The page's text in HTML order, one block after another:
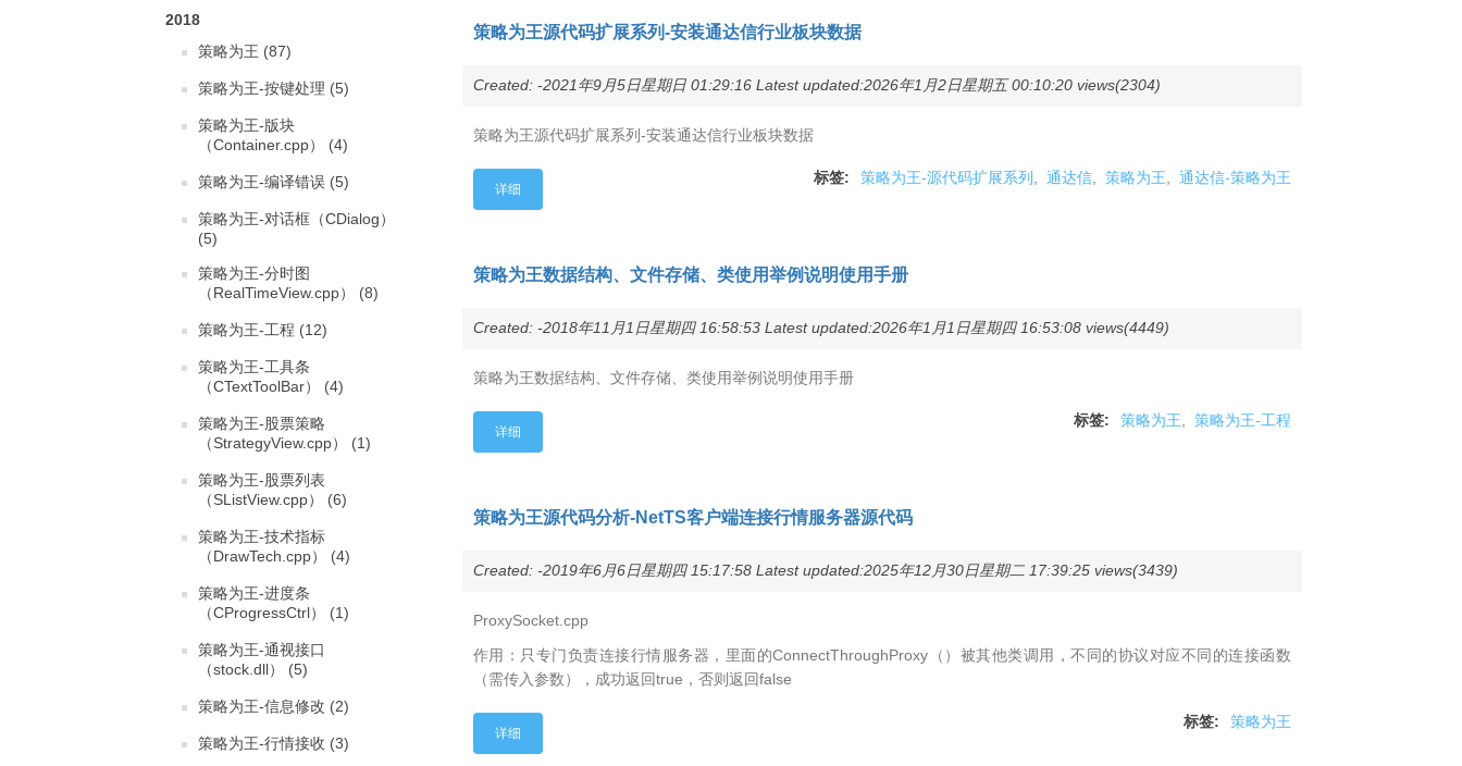
2018
策略为王 (87)
策略为王-按键处理 (5)
策略为王-版块
（Container.cpp） (4)
策略为王-编译错误 (5)
策略为王-对话框（CDialog）
(5)
策略为王-分时图
（RealTimeView.cpp） (8)
策略为王-工程 (12)
策略为王-工具条
（CTextToolBar） (4)
策略为王-股票策略
（StrategyView.cpp） (1)
策略为王-股票列表
（SListView.cpp） (6)
策略为王-技术指标
（DrawTech.cpp） (4)
策略为王-进度条
（CProgressCtrl） (1)
策略为王-通视接口
（stock.dll） (5)
策略为王-信息修改 (2)
策略为王-行情接收 (3)
策略为王源代码扩展系列-安装通达信行业板块数据
Created: -2021年9月5日星期日 01:29:16 Latest updated:2026年1月2日星期五 00:10:20 views(2304)
策略为王源代码扩展系列-安装通达信行业板块数据
标签: 策略为王-源代码扩展系列 通达信 策略为王 通达信-策略为王
详细
策略为王数据结构、文件存储、类使用举例说明使用手册
Created: -2018年11月1日星期四 16:58:53 Latest updated:2026年1月1日星期四 16:53:08 views(4449)
策略为王数据结构、文件存储、类使用举例说明使用手册
标签: 策略为王 策略为王-工程
详细
策略为王源代码分析-NetTS客户端连接行情服务器源代码
Created: -2019年6月6日星期四 15:17:58 Latest updated:2025年12月30日星期二 17:39:25 views(3439)
ProxySocket.cpp
作用：只专门负责连接行情服务器，里面的ConnectThroughProxy（）被其他类调用，不同的协议对应不同的连接函数
（需传入参数），成功返回true，否则返回false
标签: 策略为王
详细